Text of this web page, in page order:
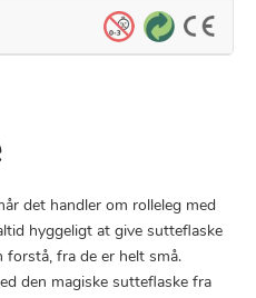
det handler om rolleleg med
hyggeligt at give sutteflaske
forstå, fra de er helt små.
den magiske sutteflaske fra